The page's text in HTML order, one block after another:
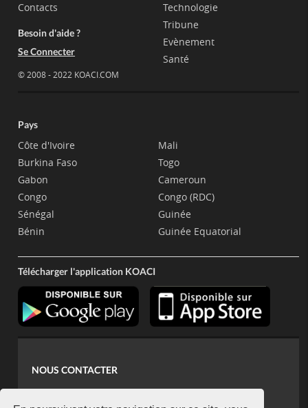
Contacts
Besoin d'aide ?
Se Connecter
© 2008 - 2022 KOACI.COM
Technologie
Tribune
Evènement
Santé
Pays
Côte d'Ivoire
Burkina Faso
Gabon
Congo
Sénégal
Bénin
Mali
Togo
Cameroun
Congo (RDC)
Guinée
Guinée Equatorial
Télécharger l'application KOACI
NOUS CONTACTER